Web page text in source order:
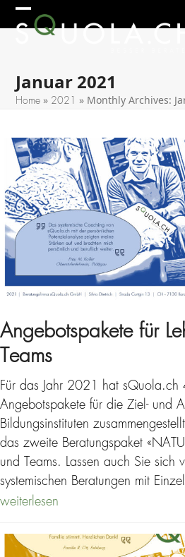
Skip
to Open
Close
Januar 2021
Home » 2021 » Monthly Archives:
Angebotspakete für
Teams
Für das Jahr 2021 hat sQuola.ch
Angebotspakete für die Ziel- und
Bildungsinstituten
das zweite Beratungspaket
und Teams. Lassen auch Sie sich
systemischen Beratungen mit
weiterlesen